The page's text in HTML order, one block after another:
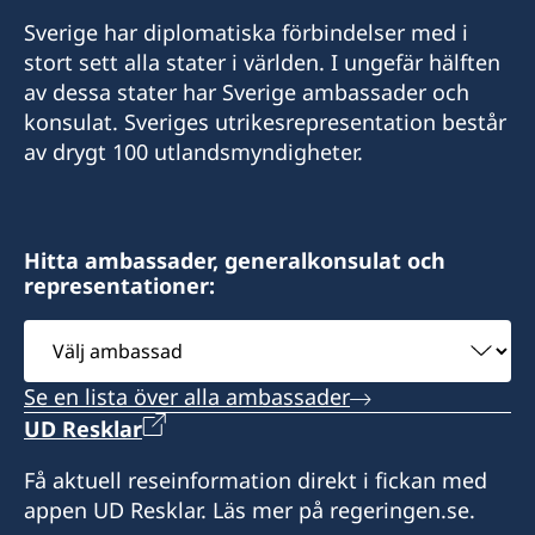
Sverige har diplomatiska förbindelser med i
stort sett alla stater i världen. I ungefär hälften
av dessa stater har Sverige ambassader och
konsulat. Sveriges utrikesrepresentation består
av drygt 100 utlandsmyndigheter.
Hitta ambassader, generalkonsulat och
representationer:
Välj
ambassad
Se en lista över alla ambassader
UD Resklar
Få aktuell reseinformation direkt i fickan med
appen UD Resklar. Läs mer på regeringen.se.